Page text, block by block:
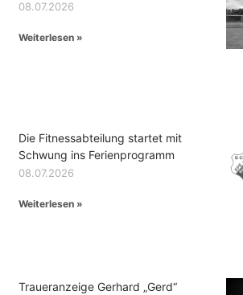
08.07.2026
Weiterlesen »
Die Fitnessabteilung startet mit
Schwung ins Ferienprogramm
08.07.2026
Weiterlesen »
Traueranzeige Gerhard „Gerd“